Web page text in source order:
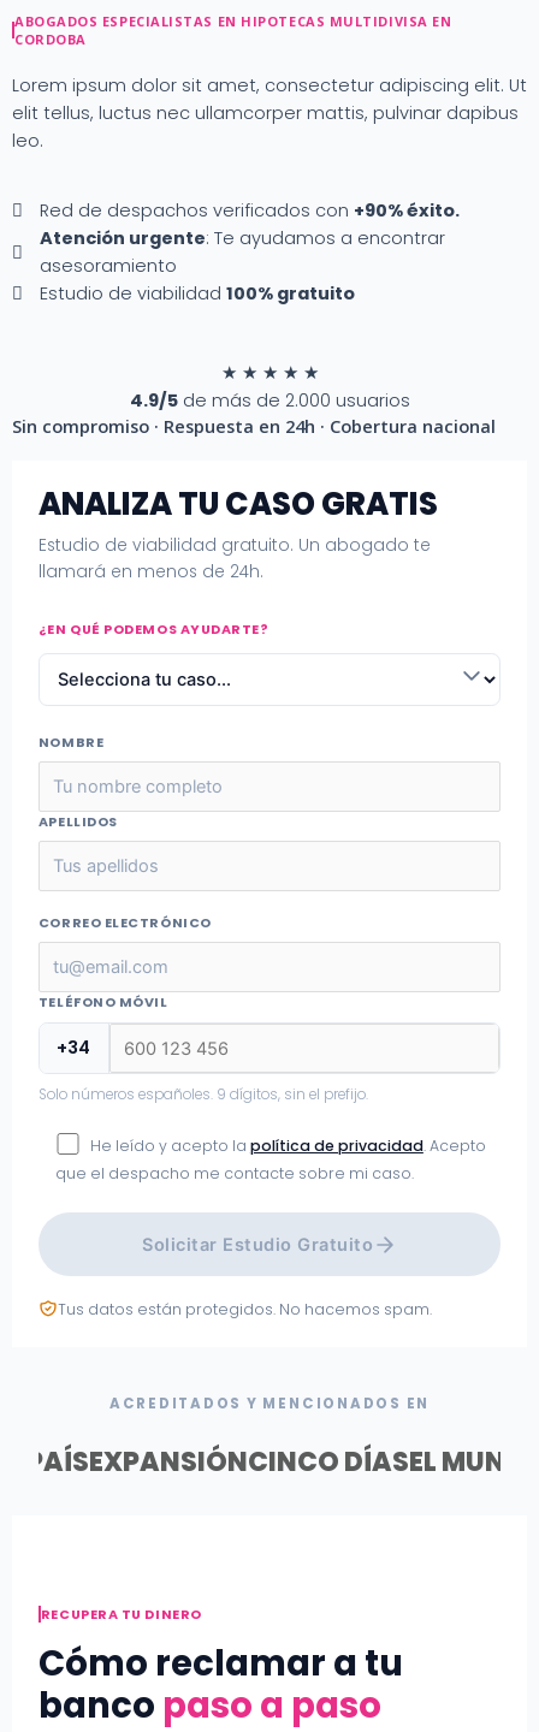
al
ABOGADOS ESPECIALISTAS EN HIPOTECAS MULTIDIVISA EN
CORDOBA
Lorem ipsum dolor sit amet, consectetur adipiscing elit. Ut
elit tellus, luctus nec ullamcorper mattis, pulvinar dapibus
leo.
Red de despachos verificados con +90% éxito.
Atención urgente: Te ayudamos a encontrar
asesoramiento
Estudio de viabilidad100% gratuito
★ ★ ★ ★ ★
4.9/5de más de 2.000 usuarios
Sin compromiso · Respuesta en 24h · Cobertura nacional
ANALIZA TU CASO GRATIS
Estudio de viabilidad gratuito. Un abogado te
llamará en menos de 24h.
¿EN QUÉ PODEMOS AYUDARTE?
NOMBRE
APELLIDOS
CORREO ELECTRÓNICO
TELÉFONO MÓVIL
+34
Solo números españoles. 9 dígitos, sin el prefijo.
He leído y acepto la política de privacidad. Acepto
que el despacho me contacte sobre mi caso.
Solicitar Estudio Gratuito
Tus datos están protegidos. No hacemos spam.
ACREDITADOS Y MENCIONADOS EN
PAÍSEXPANSIÓNCINCO DÍASEL
RECUPERA TU DINERO
Cómo reclamar a tu
banco paso a paso